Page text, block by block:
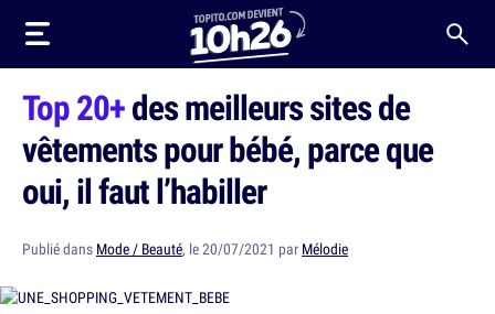
Top 20+des meilleurs sites de
vêtements pour bébé, parce que
oui, il faut l’habiller
Publié dans Mode / Beauté, le 20/07/2021 par Mélodie